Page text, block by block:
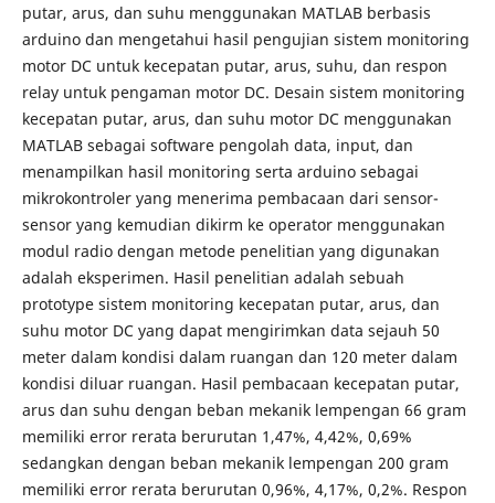
putar, arus, dan suhu menggunakan MATLAB berbasis
arduino dan mengetahui hasil pengujian sistem monitoring
motor DC untuk kecepatan putar, arus, suhu, dan respon
relay untuk pengaman motor DC. Desain sistem monitoring
kecepatan putar, arus, dan suhu motor DC menggunakan
MATLAB sebagai software pengolah data, input, dan
menampilkan hasil monitoring serta arduino sebagai
mikrokontroler yang menerima pembacaan dari sensor-
sensor yang kemudian dikirm ke operator menggunakan
modul radio dengan metode penelitian yang digunakan
adalah eksperimen. Hasil penelitian adalah sebuah
prototype sistem monitoring kecepatan putar, arus, dan
suhu motor DC yang dapat mengirimkan data sejauh 50
meter dalam kondisi dalam ruangan dan 120 meter dalam
kondisi diluar ruangan. Hasil pembacaan kecepatan putar,
arus dan suhu dengan beban mekanik lempengan 66 gram
memiliki error rerata berurutan 1,47%, 4,42%, 0,69%
sedangkan dengan beban mekanik lempengan 200 gram
memiliki error rerata berurutan 0,96%, 4,17%, 0,2%. Respon